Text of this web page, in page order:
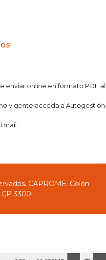
enviar online en formato PDF al
vigente acceda a Autogestión
mail:
CAPROME. Colón
CP 3300